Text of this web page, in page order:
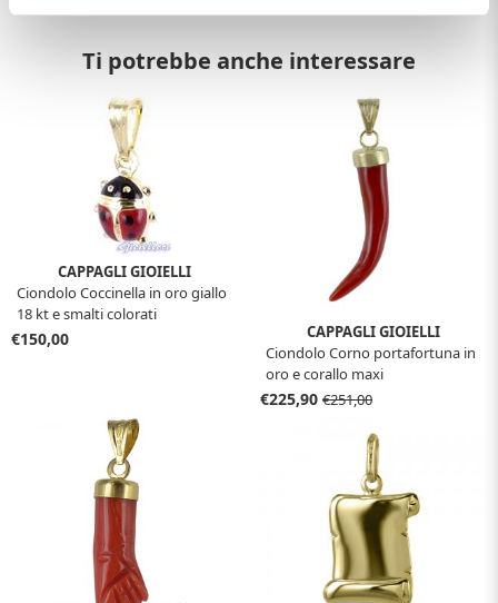
Ti potrebbe anche interessare
CAPPAGLI GIOIELLI
Ciondolo Coccinella in oro giallo
18 kt e smalti colorati
€150,00
CAPPAGLI GIOIELLI
Ciondolo Corno portafortuna in
oro e corallo maxi
€225,90 €251,00